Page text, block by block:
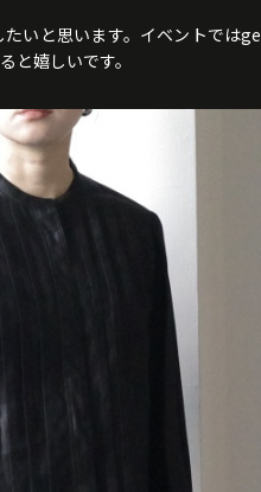
いと思います。イベントでは
と嬉しいです。